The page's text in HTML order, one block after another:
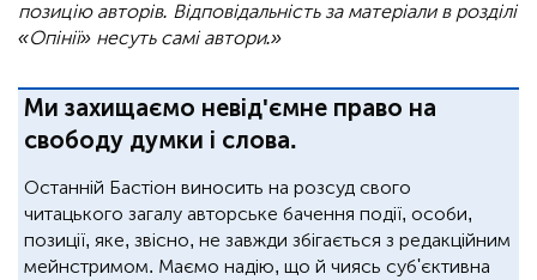
позицію авторів. Відповідальність за матеріали в розділі
«Опінії» несуть самі автори.»
Ми захищаємо невід'ємне право на
свободу думки і слова.
Останній Бастіон виносить на розсуд свого
читацького загалу авторське бачення події, особи,
позиції, яке, звісно, не завжди збігається з редакційним
мейнстримом. Маємо надію, що й чиясь суб'єктивна